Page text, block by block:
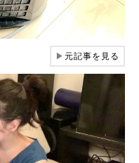
▶元記事を見る